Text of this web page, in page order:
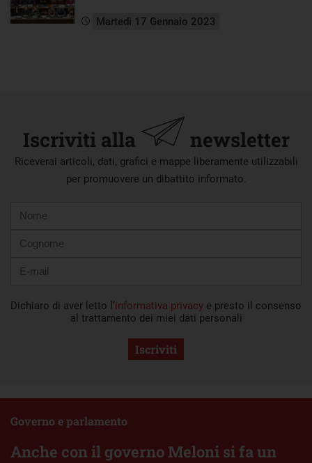
Martedì 17 Gennaio 2023
Iscriviti alla newsletter
Riceverai articoli, dati, grafici e mappe liberamente utilizzabili
per promuovere un dibattito informato.
mail
Dichiaro di aver letto l’informativa privacy e presto il consenso
al trattamento dei miei dati personali
Iscriviti
Anche con il governo Meloni si fa un
Governo e parlamento